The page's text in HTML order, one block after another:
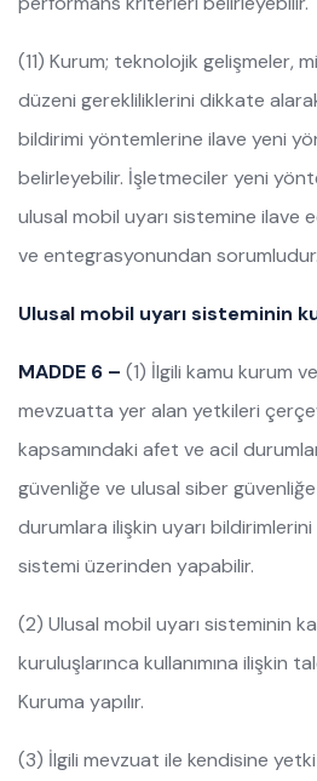
(11) Kurum; teknolojik gelişmeler,
düzeni gerekliliklerini dikkate
bildirimi yöntemlerine ilave yeni
belirleyebilir. İşletmeciler yeni
ulusal mobil uyarı sistemine ilave
ve entegrasyonundan sorumludur.
Ulusal mobil uyarı sisteminin
MADDE 6 – (1) İlgili kamu kurum
mevzuatta yer alan yetkileri
kapsamındaki afet ve acil
güvenliğe ve ulusal siber
durumlara ilişkin uyarı
sistemi üzerinden yapabilir.
(2) Ulusal mobil uyarı sisteminin
kuruluşlarınca kullanımına ilişkin
Kuruma yapılır.
(3) İlgili mevzuat ile kendisine